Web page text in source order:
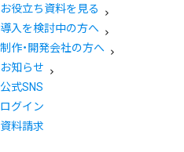
お役立ち資料を見る
導入を検討中の方へ
制作・開発会社の方へ
お知らせ
公式SNS
ログイン
資料請求